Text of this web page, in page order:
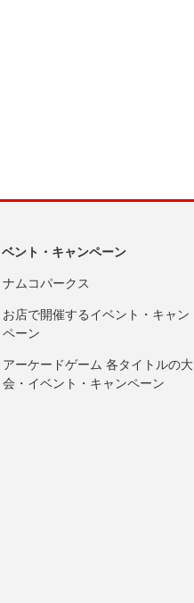
ベント・キャンペーン
ナムコパークス
お店で開催するイベント・キャン
ペーン
アーケードゲーム 各タイトルの大
会・イベント・キャンペーン